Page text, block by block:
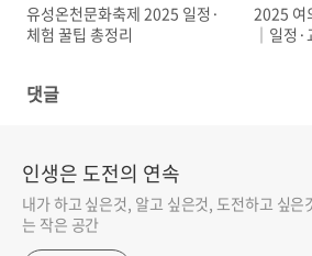
유성온천문화축제 2025 일정·
체험 꿀팁 총정리
2025 여
｜일정
댓글
인생은 도전의 연속
내가 하고 싶은것, 알고 싶은것, 도전하고 싶은
는 작은 공간